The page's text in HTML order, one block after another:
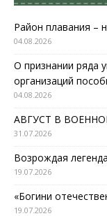
Район плавания –
04.08.2026
О признании ряда
организаций
04.08.2026
АВГУСТ В
31.07.2026
Возрождая
19.07.2026
«Богини
19.07.2026